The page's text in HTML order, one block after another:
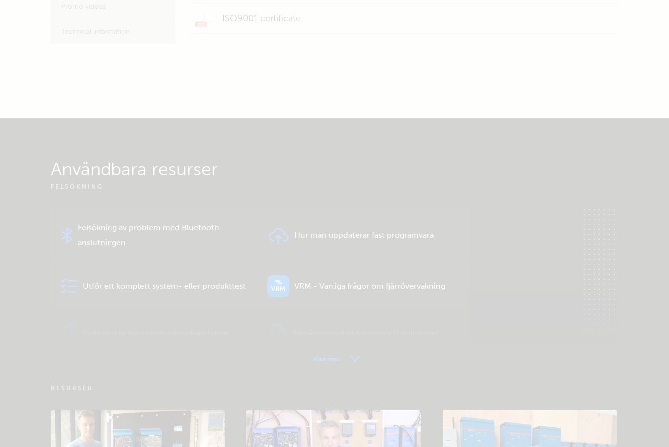
ISO9001 certificate
Användbara resurser
FELSÖKNING
Felsökning av problem med Bluetooth-
anslutningen
Hur man uppdaterar fast programvara
Utför ett komplett system- eller produkttest VRM - Vanliga frågor om fjärrövervakning
Visa mer
RESURSER